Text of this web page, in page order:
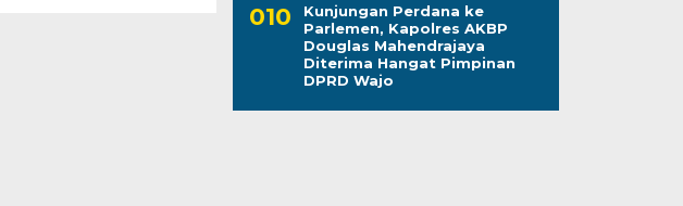
Kunjungan Perdana ke
Parlemen, Kapolres AKBP
Douglas Mahendrajaya
Diterima Hangat Pimpinan
DPRD Wajo